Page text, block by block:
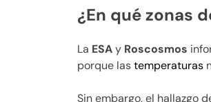
¿En qué zonas
La ESAy Roscosmos
porque lastemperaturas
Sin embargo, el hallazgo